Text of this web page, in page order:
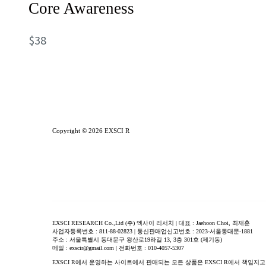
Core Awareness
$38
Copyright © 2026 EXSCI R
EXSCI RESEARCH Co.,Ltd (주) 엑사이 리서치 | 대표 : Jaehoon Choi, 최재훈
사업자등록번호 : 811-88-02823 | 통신판매업신고번호 : 2023-서울동대문-1881
주소 : 서울특별시 동대문구 왕산로19라길 13, 3층 301호 (제기동)
메일 : exscir@gmail.com | 전화번호 : 010-4057-5307
EXSCI R에서 운영하는 사이트에서 판매되는 모든 상품은 EXSCI R에서 책임지고